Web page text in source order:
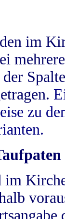
im
zu
im